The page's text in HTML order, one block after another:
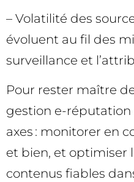
– Volatilité des
évoluent au fil des
surveillance et
Pour rester maître
gestion e-
axes : monitorer en
et bien, et optimiser
contenus fiables